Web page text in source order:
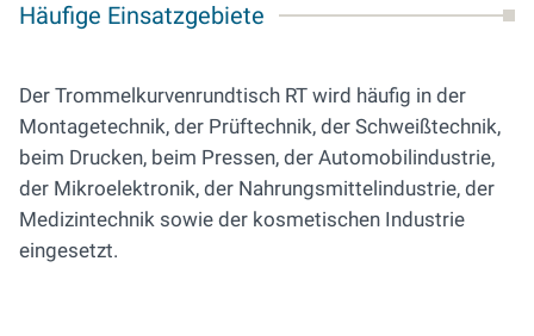
Häufige Einsatzgebiete
Der Trommelkurvenrundtisch RT wird häufig in der
Montagetechnik, der Prüftechnik, der Schweißtechnik,
beim Drucken, beim Pressen, der Automobilindustrie,
der Mikroelektronik, der Nahrungsmittelindustrie, der
Medizintechnik sowie der kosmetischen Industrie
eingesetzt.